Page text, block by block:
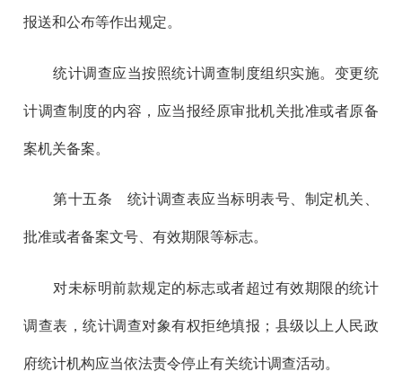
报送和公布等作出规定。
统计调查应当按照统计调查制度组织实施。变更统
计调查制度的内容，应当报经原审批机关批准或者原备
案机关备案。
第十五条 统计调查表应当标明表号、制定机关、
批准或者备案文号、有效期限等标志。
对未标明前款规定的标志或者超过有效期限的统计
调查表，统计调查对象有权拒绝填报；县级以上人民政
府统计机构应当依法责令停止有关统计调查活动。